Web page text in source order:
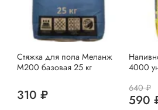
Стяжка для пола Меланж
М200 базовая 25 кг
310 ₽
4000
640 ₽
590